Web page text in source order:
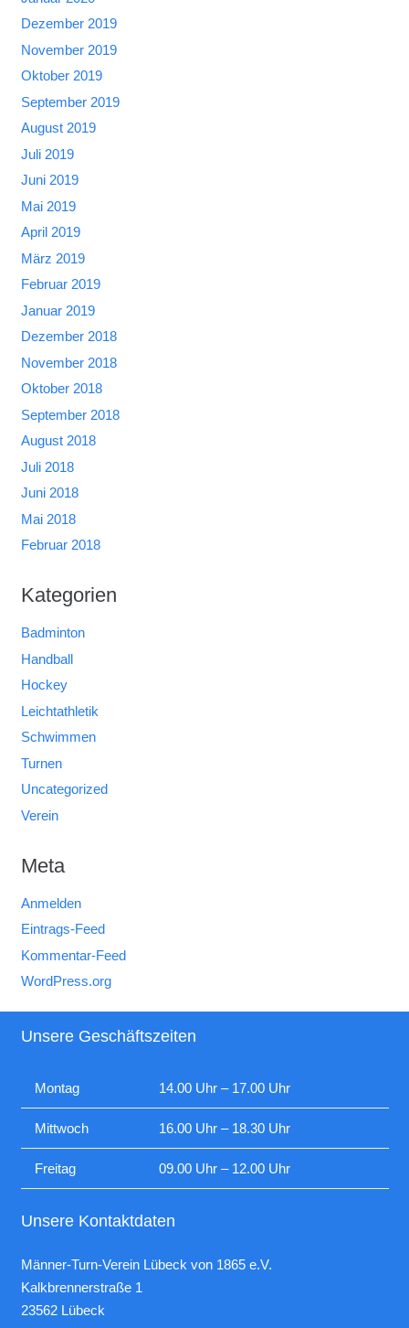
Dezember 2019
November 2019
Oktober 2019
September 2019
August 2019
Juli 2019
Juni 2019
Mai 2019
April 2019
März 2019
Februar 2019
Januar 2019
Dezember 2018
November 2018
Oktober 2018
September 2018
August 2018
Juli 2018
Juni 2018
Mai 2018
Februar 2018
Kategorien
Badminton
Handball
Hockey
Leichtathletik
Schwimmen
Turnen
Uncategorized
Verein
Meta
Anmelden
Eintrags-Feed
Kommentar-Feed
WordPress.org
Unsere Geschäftszeiten
Montag 14.00 Uhr – 17.00 Uhr
Mittwoch 16.00 Uhr – 18.30 Uhr
Freitag 09.00 Uhr – 12.00 Uhr
Unsere Kontaktdaten
Männer-Turn-Verein Lübeck von 1865 e.V.
Kalkbrennerstraße 1
23562 Lübeck